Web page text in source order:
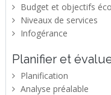
Budget et objectifs
Niveaux de services
Infogérance
Planifier et
Planification
Analyse préalable